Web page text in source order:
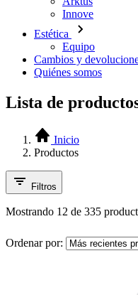
Innove
Estética
Equipo
Cambios y
Quiénes somos
Lista de
Inicio
Productos
Filtros
Mostrando 12 de 335
Ordenar por: